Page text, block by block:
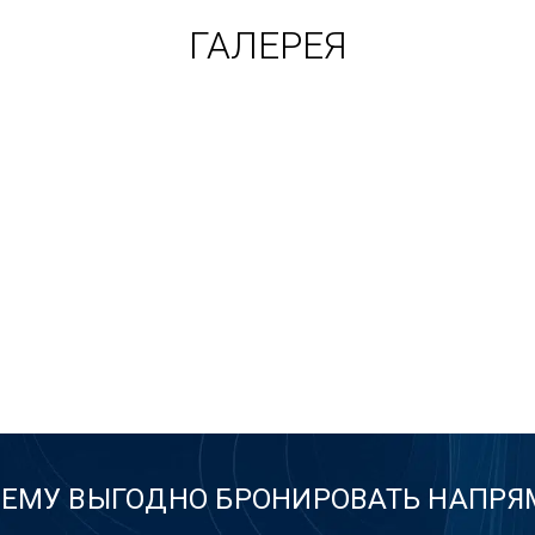
ГАЛЕРЕЯ
ВЫГОДНО БРОНИРОВАТЬ